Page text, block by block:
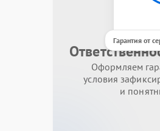
Гарантия от
Оформляем
условия
и